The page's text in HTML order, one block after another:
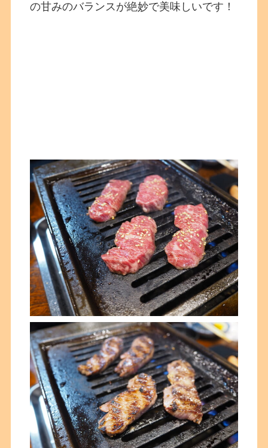
の甘みのバランスが絶妙で美味しいです！